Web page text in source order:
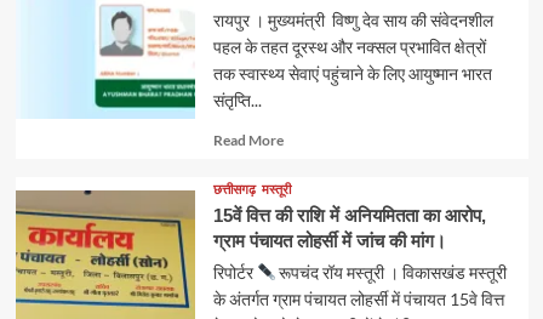
रायपुर । मुख्यमंत्री विष्णु देव साय की संवेदनशील
पहल के तहत दूरस्थ और नक्सल प्रभावित क्षेत्रों
तक स्वास्थ्य सेवाएं पहुंचाने के लिए आयुष्मान भारत
संतृप्ति...
Read MoreRead
about
छत्तीसगढ़ मस्तूरी
15वें वित्त की राशि में अनियमितता का आरोप,
ग्राम पंचायत लोहर्सी में जांच की मांग।
रिपोर्टर
रूपचंद रॉय मस्तूरी । विकासखंड मस्तूरी
के अंतर्गत ग्राम पंचायत लोहर्सी में पंचायत 15वे वित्त